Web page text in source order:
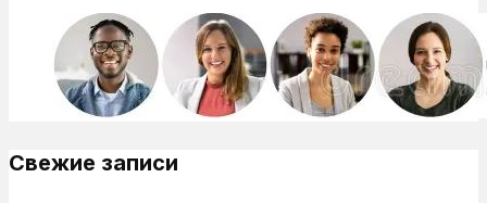
Свежие записи